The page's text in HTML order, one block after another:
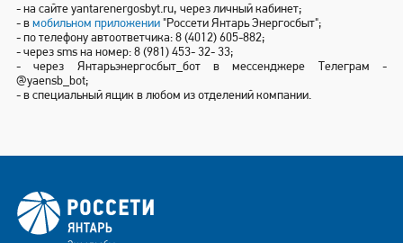
- на сайте yantarenergosbyt.ru, через личный кабинет;
- вмобильном приложении"Россети Янтарь Энергосбыт";
- по телефону автоответчика: 8 (4012) 605-882;
- через sms на номер: 8 (981) 453- 32- 33;
- через Янтарьэнергосбыт_бот в мессенджере Телеграм -
@yaensb_bot;
- в специальный ящик в любом из отделений компании.